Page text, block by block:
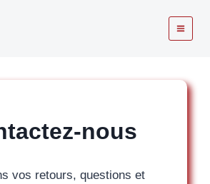
nous
vos retours, questions et